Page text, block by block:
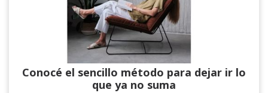
Conocé el sencillo método para dejar ir lo
que ya no suma